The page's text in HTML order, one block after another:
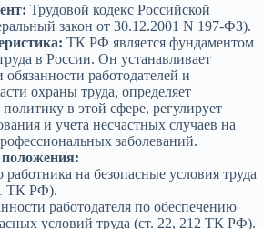
Трудовой кодекс Российской
закон от 30.12.2001 N 197-ФЗ).
ТК РФ является фундаментом
в России. Он устанавливает
работодателей и
охраны труда, определяет
в этой сфере, регулирует
и учета несчастных случаев на
заболеваний.
работника на безопасные условия труда
ТК РФ).
работодателя по обеспечению
условий труда (ст. 22, 212 ТК РФ).